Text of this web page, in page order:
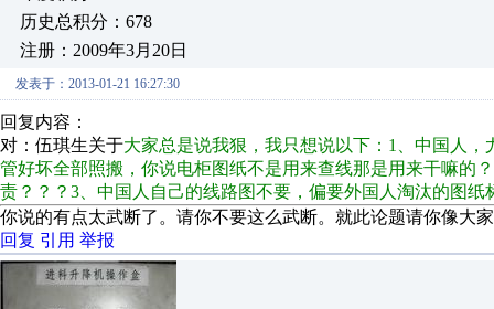
历史总积分：678
注册：2009年3月20日
发表于：2013-01-21 16:27:30
回复内容：
对：伍琪生关于大家总是说我狠，我只想说以下：1、中国人
管好坏全部照搬，你说电柜图纸不是用来查线那是用来干嘛的
责？？？3、中国人自己的线路图不要，偏要外国人淘汰的图
你说的有点太武断了。请你不要这么武断。就此论题请你像大
回复 引用 举报